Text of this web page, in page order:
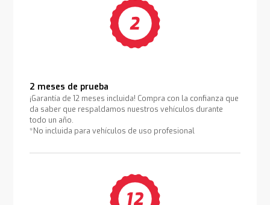
2 meses de prueba
¡Garantía de 12 meses incluida! Compra con la confianza que
da saber que respaldamos nuestros vehículos durante
todo un año.
*No incluida para vehículos de uso profesional